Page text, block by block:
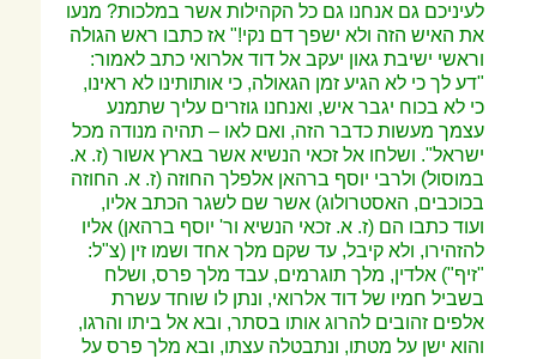
לעיניכם גם אנחנו גם כל הקהילות אשר במלכות? מנעו
את האיש הזה ולא ישפך דם נקי!" אז כתבו ראש הגולה
וראשי ישיבת גאון יעקב אל דוד אלרואי כתב לאמור:
"דע לך כי לא הגיע זמן הגאולה, כי אותותינו לא ראינו,
כי לא בכוח יגבר איש, ואנחנו גוזרים עליך שתמנע
עצמך מעשות כדבר הזה, ואם לאו – תהיה מנודה מכל
ישראל". ושלחו אל זכאי הנשיא אשר בארץ אשור (ז. א.
במוסול) ולרבי יוסף ברהאן אלפלך החוזה (ז. א. החוזה
בכוכבים, האסטרולוג) אשר שם לשגר הכתב אליו,
ועוד כתבו הם (ז. א. זכאי הנשיא ור' יוסף ברהאן) אליו
להזהירו, ולא קיבל, עד שקם מלך אחד ושמו זין (צ"ל:
"זיף") אלדין, מלך תוגרמים, עבד מלך פרס, ושלח
בשביל חמיו של דוד אלרואי, ונתן לו שוחד עשרת
אלפים זהובים להרוג אותו בסתר, ובא אל ביתו והרגו,
והוא ישן על מטתו, ונתבטלה עצתו, ובא מלך פרס על